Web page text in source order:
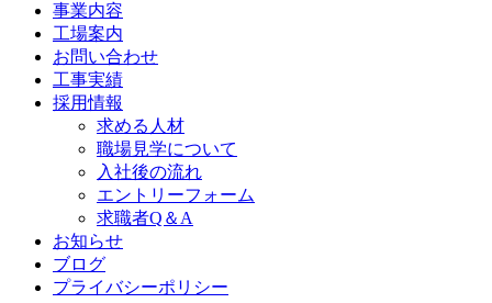
事業内容
工場案内
お問い合わせ
工事実績
採用情報
求める人材
職場見学について
入社後の流れ
エントリーフォーム
求職者Q＆A
お知らせ
ブログ
プライバシーポリシー